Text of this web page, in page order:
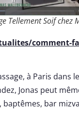
Tellement Soif chez
comment-
à Paris dans
Jonas peut
bar